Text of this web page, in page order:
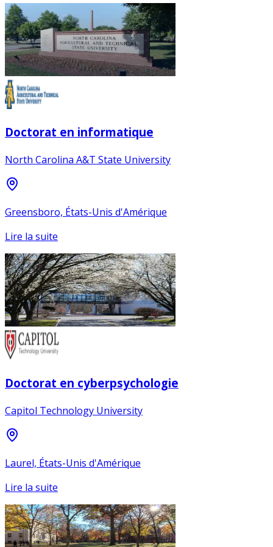
Doctorat en informatique
North Carolina A&T State University
Greensboro, États-Unis d'Amérique
Lire la suite
Doctorat en cyberpsychologie
Capitol Technology University
Laurel, États-Unis d'Amérique
Lire la suite